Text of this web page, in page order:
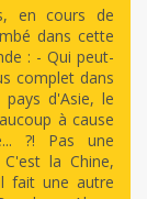
en cours de
dans cette
: - Qui peut-
complet dans
d'Asie, le
à cause
?! Pas une
la Chine,
fait une autre